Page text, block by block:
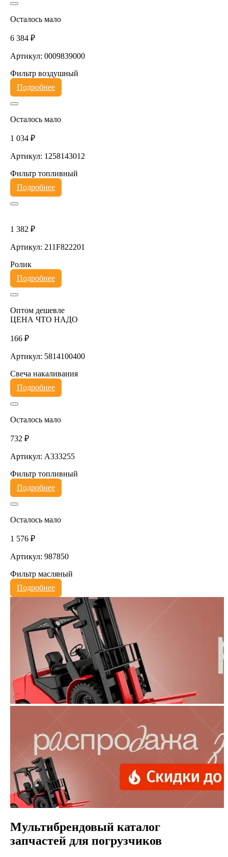
Осталось мало
6 384 ₽
Артикул: 0009839000
Фильтр воздушный
Подробнее
Осталось мало
1 034 ₽
Артикул: 1258143012
Фильтр топливный
Подробнее
1 382 ₽
Артикул: 211F822201
Ролик
Подробнее
Оптом дешевле
ЦЕНА ЧТО НАДО
166 ₽
Артикул: 5814100400
Свеча накаливания
Подробнее
Осталось мало
732 ₽
Артикул: A333255
Фильтр топливный
Подробнее
Осталось мало
1 576 ₽
Артикул: 987850
Фильтр масляный
Подробнее
Мультибрендовый каталог
запчастей для погрузчиков